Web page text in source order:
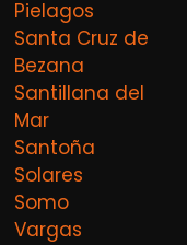
Pielagos
Santa Cruz de
Bezana
Santillana del
Mar
Santoña
Solares
Somo
Vargas